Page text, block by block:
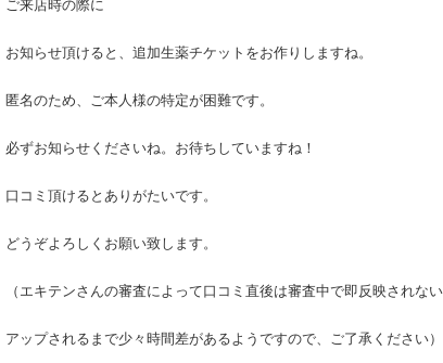
ご来店時の際に
お知らせ頂けると、追加生薬チケットをお作りしますね。
匿名のため、ご本人様の特定が困難です。
必ずお知らせくださいね。お待ちしていますね！
口コミ頂けるとありがたいです。
どうぞよろしくお願い致します。
（エキテンさんの審査によって口コミ直後は審査中で即反映されな
アップされるまで少々時間差があるようですので、ご了承ください）